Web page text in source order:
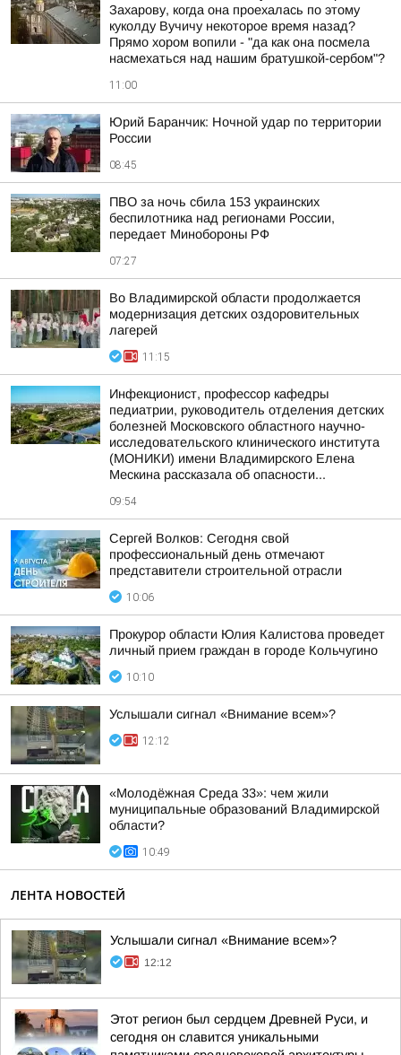
Захарову, когда она проехалась по этому
куколду Вучичу некоторое время назад?
Прямо хором вопили - "да как она посмела
насмехаться над нашим братушкой-сербом"?
11:00
Юрий Баранчик: Ночной удар по территории
России
08:45
ПВО за ночь сбила 153 украинских
беспилотника над регионами России,
передает Минобороны РФ
07:27
Во Владимирской области продолжается
модернизация детских оздоровительных
лагерей
11:15
Инфекционист, профессор кафедры
педиатрии, руководитель отделения детских
болезней Московского областного научно-
исследовательского клинического института
(МОНИКИ) имени Владимирского Елена
Мескина рассказала об опасности...
09:54
Сергей Волков: Сегодня свой
профессиональный день отмечают
представители строительной отрасли
10:06
Прокурор области Юлия Калистова проведет
личный прием граждан в городе Кольчугино
10:10
Услышали сигнал «Внимание всем»?
12:12
«Молодёжная Среда 33»: чем жили
муниципальные образований Владимирской
области?
10:49
ЛЕНТА НОВОСТЕЙ
Услышали сигнал «Внимание всем»?
12:12
Этот регион был сердцем Древней Руси, и
сегодня он славится уникальными